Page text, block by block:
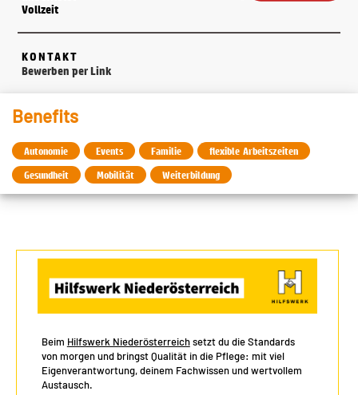
Vollzeit
KONTAKT
Bewerben per Link
Benefits
Autonomie Events Familie
flexible Arbeitszeiten
Gesundheit
Mobilität Weiterbildung
Beim Hilfswerk Niederösterreichsetzt du die Standards
von morgen und bringst Qualität in die Pflege: mit viel
Eigenverantwortung, deinem Fachwissen und wertvollem
Austausch.